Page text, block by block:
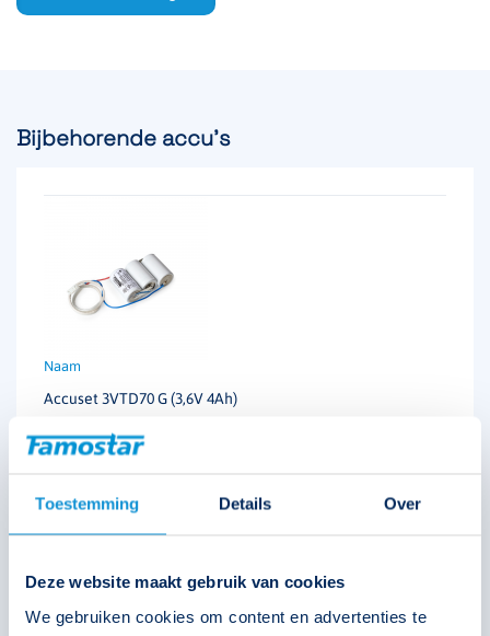
Toestemming Details Over
Deze website maakt gebruik van cookies
We gebruiken cookies om content en advertenties te
Bijbehorende accu's
Accuset 3VTD70 G (3,6V 4Ah)